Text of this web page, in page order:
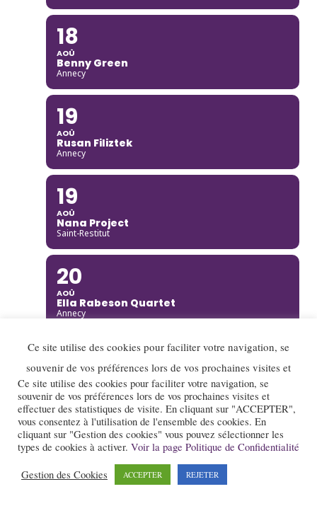
18
AOÛ
Benny Green
Annecy
19
AOÛ
Rusan Filiztek
Annecy
19
AOÛ
Nana Project
Saint-Restitut
20
AOÛ
Ella Rabeson Quartet
Annecy
20
AOÛ
Ariane Racicot Trio
Donzère
20
AOÛ
Carmen Bradford Quartet
Annecy
Ce site utilise des cookies pour faciliter votre navigation, se
souvenir de vos préférences lors de vos prochaines visites et
Ce site utilise des cookies pour faciliter votre navigation, se
souvenir de vos préférences lors de vos prochaines visites et
effectuer des statistiques de visite. En cliquant sur "ACCEPTER",
vous consentez à l'utilisation de l'ensemble des cookies. En
cliquant sur "Gestion des cookies" vous pouvez sélectionner les
types de cookies à activer. Voir la page Politique de Confidentialité
Gestion des Cookies ACCEPTER REJETER